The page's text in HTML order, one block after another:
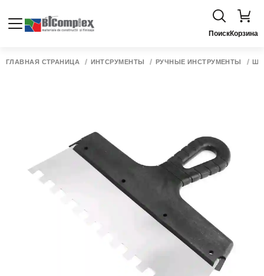
ПоискКорзина
ГЛАВНАЯ СТРАНИЦА ИНТСРУМЕНТЫ РУЧНЫЕ ИНСТРУМЕНТЫ